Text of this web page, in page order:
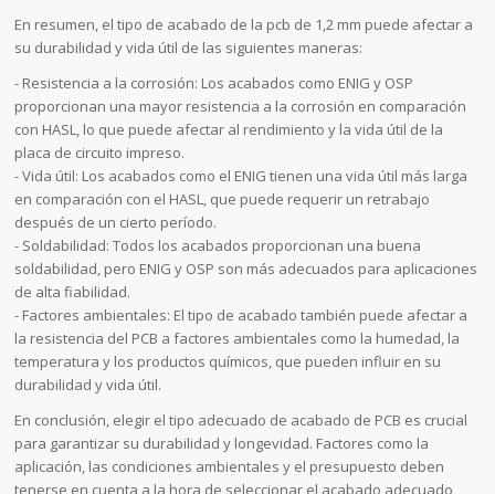
En resumen, el tipo de acabado de la pcb de 1,2 mm puede afectar a
su durabilidad y vida útil de las siguientes maneras:
- Resistencia a la corrosión: Los acabados como ENIG y OSP
proporcionan una mayor resistencia a la corrosión en comparación
con HASL, lo que puede afectar al rendimiento y la vida útil de la
placa de circuito impreso.
- Vida útil: Los acabados como el ENIG tienen una vida útil más larga
en comparación con el HASL, que puede requerir un retrabajo
después de un cierto período.
- Soldabilidad: Todos los acabados proporcionan una buena
soldabilidad, pero ENIG y OSP son más adecuados para aplicaciones
de alta fiabilidad.
- Factores ambientales: El tipo de acabado también puede afectar a
la resistencia del PCB a factores ambientales como la humedad, la
temperatura y los productos químicos, que pueden influir en su
durabilidad y vida útil.
En conclusión, elegir el tipo adecuado de acabado de PCB es crucial
para garantizar su durabilidad y longevidad. Factores como la
aplicación, las condiciones ambientales y el presupuesto deben
tenerse en cuenta a la hora de seleccionar el acabado adecuado